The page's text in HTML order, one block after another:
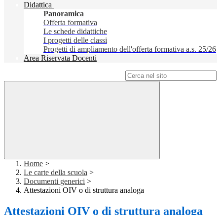
Didattica
Panoramica
Offerta formativa
Le schede didattiche
I progetti delle classi
Progetti di ampliamento dell'offerta formativa a.s. 25/26
Area Riservata Docenti
Home >
Le carte della scuola >
Documenti generici >
Attestazioni OIV o di struttura analoga
Attestazioni OIV o di struttura analoga